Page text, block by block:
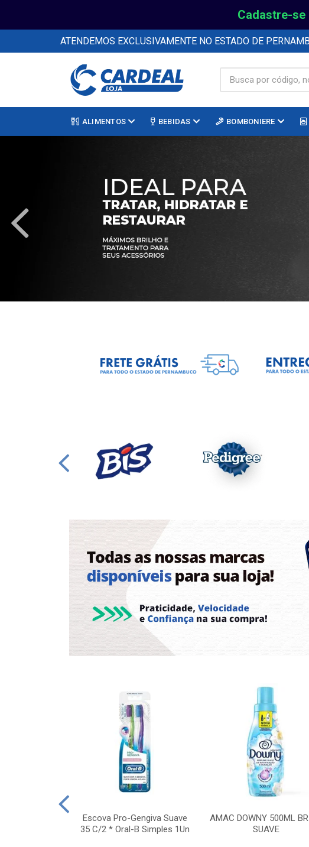
Cadastre-se
ATENDEMOS EXCLUSIVAMENTE NO ESTADO DE
ALIMENTOS BEBIDAS BOMBONIERE
Escova Pro-Gengiva Suave
35 C/2 * Oral-B Simples 1Un
AMAC DOWNY 500ML
SUAVE